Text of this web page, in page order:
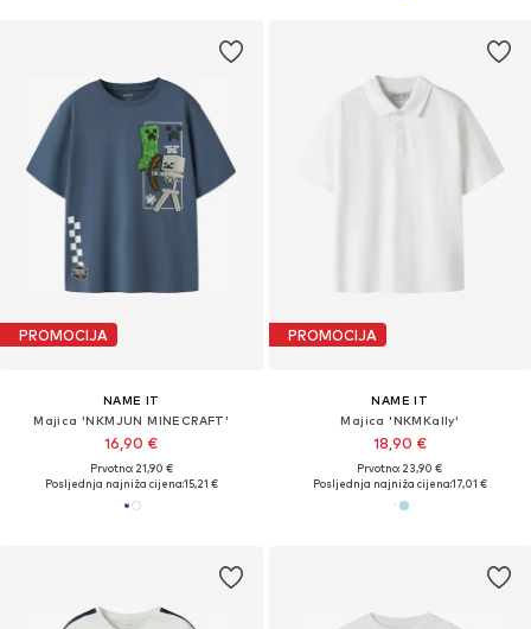
PROMOCIJA
NAME IT
Majica 'NKMJUN MINECRAFT'
16,90 €
Prvotno: 21,90 €
Posljednja najniža cijena:15,21 €
PROMOCIJA
NAME IT
Majica 'NKMKally'
18,90 €
Prvotno: 23,90 €
Posljednja najniža cijena:17,01 €